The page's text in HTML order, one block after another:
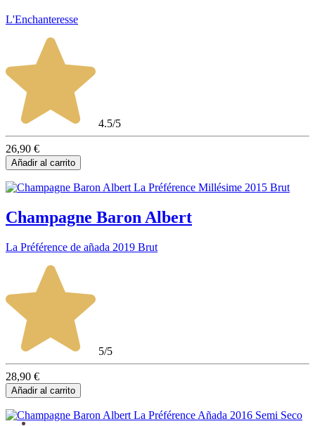
L'Enchanteresse
4.5/5
26,90 €
Añadir al carrito
Champagne Baron Albert
La Préférence de añada 2019 Brut
5/5
28,90 €
Añadir al carrito